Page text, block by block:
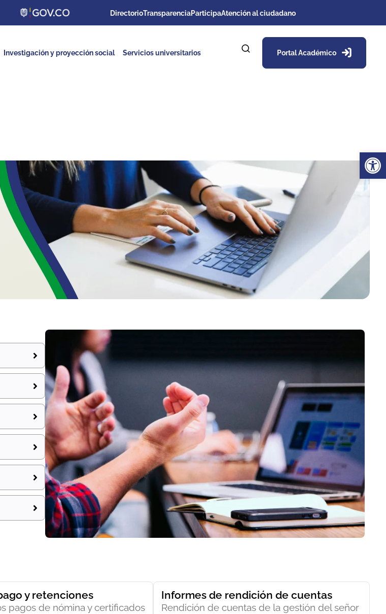
DirectorioTransparenciaParticipaAtención al ciudadano
Investigación y proyección social Servicios universitarios Portal Académico
y retenciones
pagos de nómina y certificados
Informes de rendición de cuentas
Rendición de cuentas de la gestión del señor